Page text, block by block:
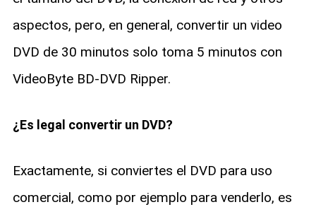
aspectos, pero, en general, convertir un video
DVD de 30 minutos solo toma 5 minutos con
VideoByte BD-DVD Ripper.
¿Es legal convertir un DVD?
Exactamente, si conviertes el DVD para uso
comercial, como por ejemplo para venderlo, es